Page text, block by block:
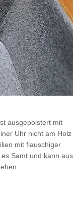
ausgepolstert mit
Uhr nicht am Holz
mit flauschiger
Samt und kann aus